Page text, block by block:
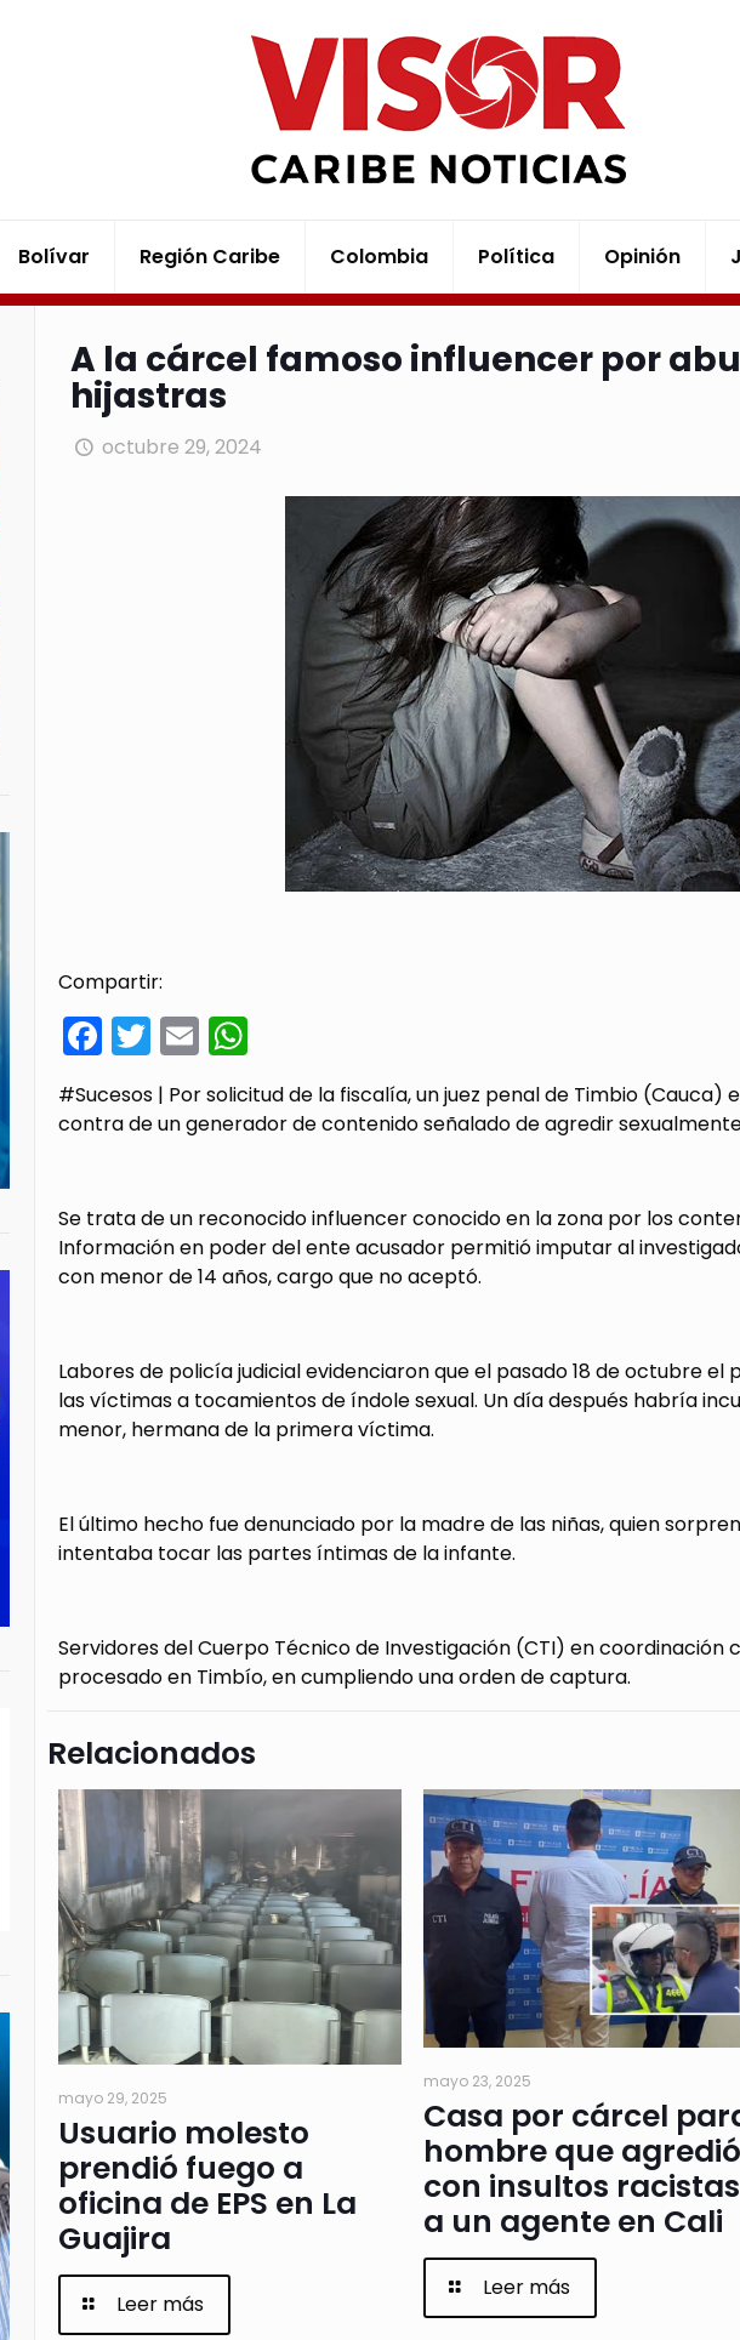
Bolívar Región Caribe Colombia Política Opinión
A la cárcel famoso influencer por
hijastras
octubre 29, 2024
Compartir:
Facebook
Twitter
Email
#Sucesos | Por solicitud de la fiscalía, un juez penal de Timbio
contra de un generador de contenido señalado de agredir
Se trata de un reconocido influencer conocido en la zona por los
Información en poder del ente acusador permitió imputar al
con menor de 14 años, cargo que no aceptó.
Labores de policía judicial evidenciaron que el pasado 18 de octubre
las víctimas a tocamientos de índole sexual. Un día después habría
menor, hermana de la primera víctima.
El último hecho fue denunciado por la madre de las niñas, quien
intentaba tocar las partes íntimas de la infante.
Servidores del Cuerpo Técnico de Investigación (CTI) en coordinación
procesado en Timbío, en cumpliendo una orden de captura.
Relacionados
mayo 29, 2025
Usuario molesto
prendió fuego a
oficina de EPS en La
Guajira
Leer más
mayo 23, 2025
Casa por cárcel
hombre que agredió
con insultos racistas
a un agente en Cali
Leer más